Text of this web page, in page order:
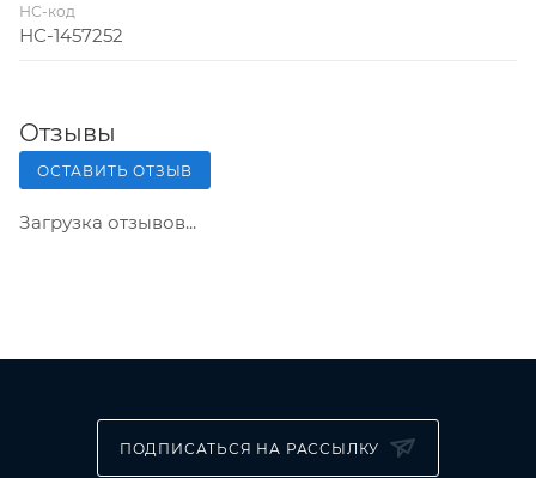
НС-код
НС-1457252
Отзывы
ОСТАВИТЬ ОТЗЫВ
Загрузка отзывов...
ПОДПИСАТЬСЯ НА РАССЫЛКУ